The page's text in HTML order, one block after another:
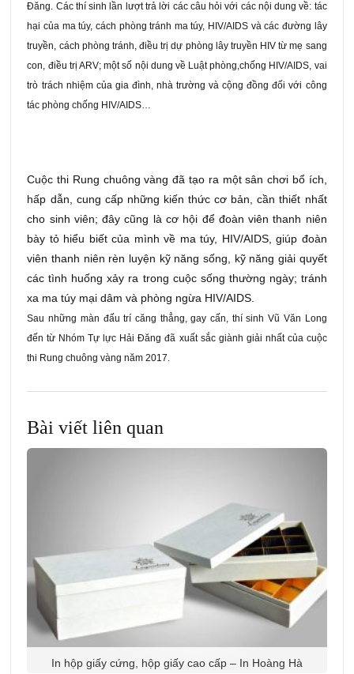
Đăng. Các thí sinh lần lượt trả lời các câu hỏi với các nội dung về: tác
hại của ma túy, cách phòng tránh ma túy, HIV/AIDS và các đường lây
truyền, cách phòng tránh, điều trị dự phòng lây truyền HIV từ mẹ sang
con, điều trị ARV; một số nội dung về Luật phòng,chống HIV/AIDS, vai
trò trách nhiệm của gia đình, nhà trường và cộng đồng đối với công
tác phòng chống HIV/AIDS…
Cuộc thi Rung chuông vàng đã tạo ra một sân chơi bổ ích,
hấp dẫn, cung cấp những kiến thức cơ bản, cần thiết nhất
cho sinh viên; đây cũng là cơ hội để đoàn viên thanh niên
bày tỏ hiểu biết của mình về ma túy, HIV/AIDS, giúp đoàn
viên thanh niên rèn luyện kỹ năng sống, kỹ năng giải quyết
các tình huống xảy ra trong cuộc sống thường ngày; tránh
xa ma túy mại dâm và phòng ngừa HIV/AIDS.
Sau những màn đấu trí căng thẳng, gay cấn, thí sinh Vũ Văn Long
đến từ Nhóm Tự lực Hải Đăng đã xuất sắc giành giải nhất của cuộc
thi Rung chuông vàng năm 2017.
Bài viết liên quan
In hộp giấy cứng, hộp giấy cao cấp – In Hoàng Hà